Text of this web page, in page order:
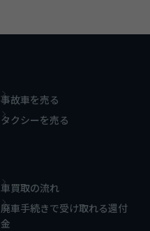
事故車を売る
タクシーを売る
車買取の流れ
廃車手続きで受け取れる還付
金